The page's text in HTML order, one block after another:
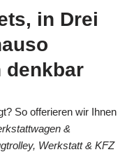
in Drei
denkbar
So offerieren wir Ihnen
&
Werkstatt & KFZ